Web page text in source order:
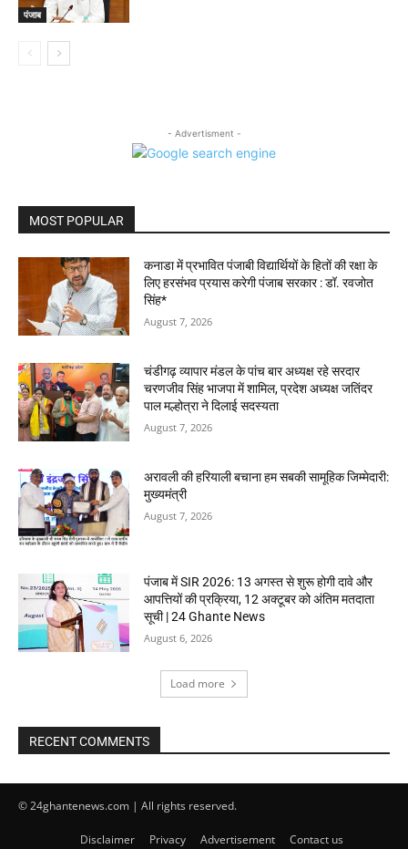
पंजाब
- Advertisment -
MOST POPULAR
कनाडा में प्रभावित पंजाबी विद्यार्थियों के हितों की रक्षा के
लिए हरसंभव प्रयास करेगी पंजाब सरकार : डॉ. रवजोत
सिंह*
August 7, 2026
चंडीगढ़ व्यापार मंडल के पांच बार अध्यक्ष रहे सरदार
चरणजीव सिंह भाजपा में शामिल, प्रदेश अध्यक्ष जतिंदर
पाल मल्होत्रा ने दिलाई सदस्यता
August 7, 2026
अरावली की हरियाली बचाना हम सबकी सामूहिक जिम्मेदारी:
मुख्यमंत्री
August 7, 2026
पंजाब में SIR 2026: 13 अगस्त से शुरू होगी दावे और
आपत्तियों की प्रक्रिया, 12 अक्टूबर को अंतिम मतदाता
सूची | 24 Ghante News
August 6, 2026
Load more
RECENT COMMENTS
© 24ghantenews.com | All rights reserved.
Disclaimer Privacy Advertisement Contact us